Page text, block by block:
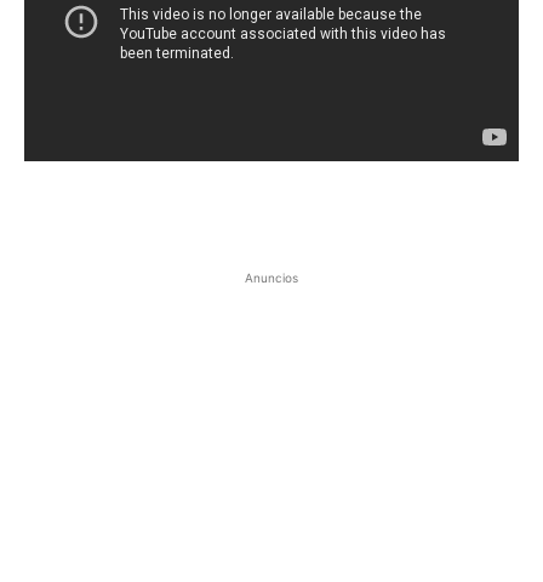
Anuncios